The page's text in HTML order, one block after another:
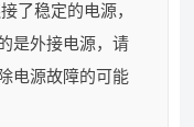
了稳定的电源，
是外接电源，请
电源故障的可能